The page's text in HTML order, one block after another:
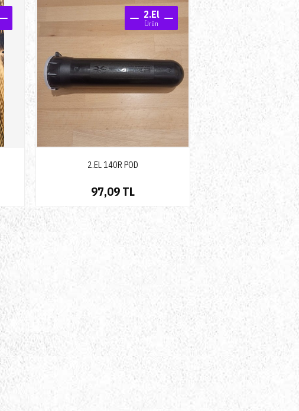
ne kadar fiyatla listelemek istediğinizi belirleyin!
Ne Zaman Kullanabilirim?
alıcısıyla buluştuğu anda bizi haberdar edin ve hemen indirim kuponunuza kavuşun!
2.El
Ürün
2.EL 140R POD
97,09 TL